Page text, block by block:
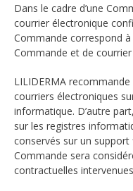
Dans le cadre d’une
courrier électronique
Commande correspond
Commande et de
LILIDERMA recommande
courriers électroniques
informatique. D’autre
sur les registres
conservés sur un
Commande sera
contractuelles